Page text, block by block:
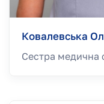
Ковалевська
Сестра медична